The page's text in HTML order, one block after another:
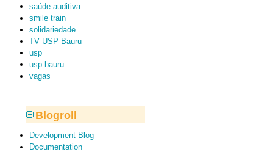
saúde auditiva
smile train
solidariedade
TV USP Bauru
usp
usp bauru
vagas
Blogroll
Development Blog
Documentation